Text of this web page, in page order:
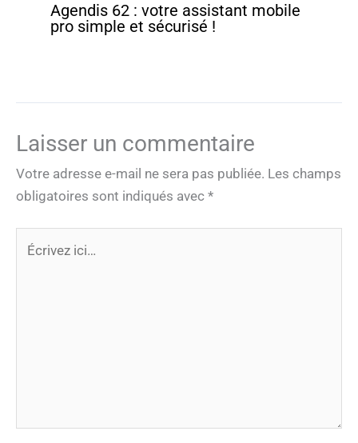
Agendis 62 : votre assistant mobile
pro simple et sécurisé !
Laisser un commentaire
Votre adresse e-mail ne sera pas publiée. Les champs
obligatoires sont indiqués avec *
ici…